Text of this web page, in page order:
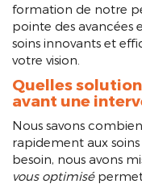
formation de notre
pointe des avancées
soins innovants et
votre vision.
Quelles
avant une
Nous savons
rapidement aux
besoin, nous avons
vous optimisé